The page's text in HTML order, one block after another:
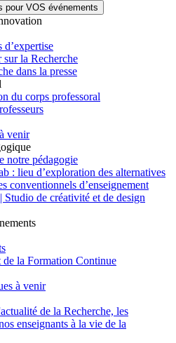
pour VOS événements
sur la Recherche
dans la presse
du corps professoral
venir
notre pédagogie
: lieu d’exploration des alternatives
conventionnels d’enseignement
Studio de créativité et de design
de la Formation Continue
à venir
de la Recherche, les
enseignants à la vie de la